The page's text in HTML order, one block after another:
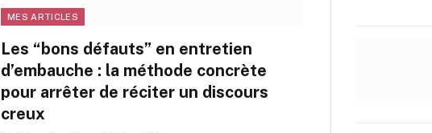
MES ARTICLES
Les “bons défauts” en entretien
d’embauche : la méthode concrète
pour arrêter de réciter un discours
creux